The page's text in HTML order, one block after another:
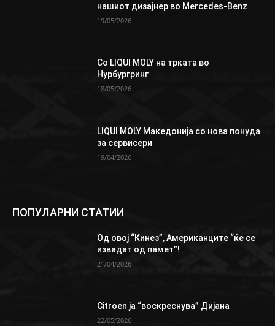
нашиот дизајнер во Mercedes-Benz
19/05/2026
Со LIQUI MOLY на трката во
Нурбургринг
18/05/2026
LIQUI MOLY Македонија со нова понуда
за сервисери
19/04/2026
ПОПУЛАРНИ СТАТИИ
Од овој “Кинез”, Aмериканците “ќе се
извадат од памет”!
21/04/2026
Citroen ја “воскреснува” Дијана
22/05/2026